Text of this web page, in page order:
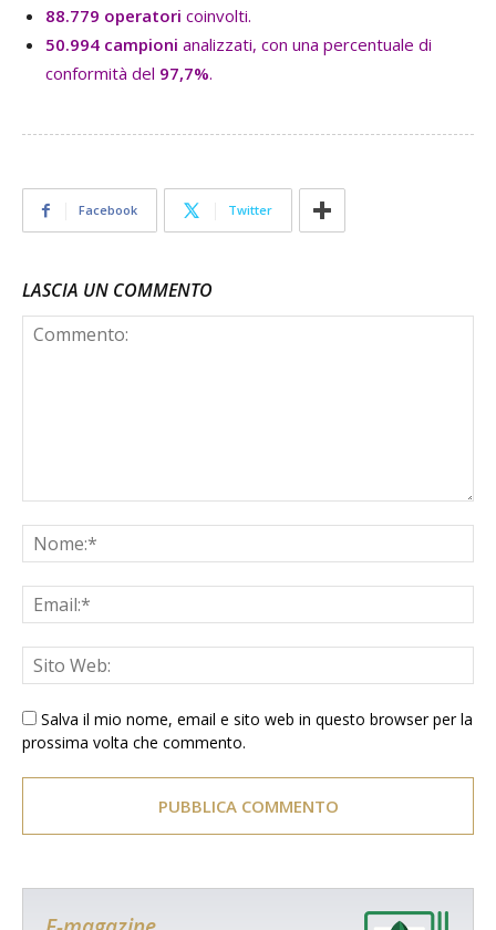
88.779 operatori coinvolti.
50.994 campioni analizzati, con una percentuale di
conformità del 97,7%.
Facebook Twitter
LASCIA UN COMMENTO
Salva il mio nome, email e sito web in questo browser per la
prossima volta che commento.